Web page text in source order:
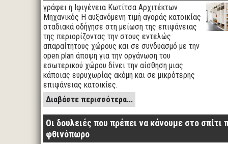
γράφει η Ιφιγένεια Κωτίτσα Αρχιτέκτων
Μηχανικός Η αυξανόμενη τιμή αγοράς κατοικίας
σταδιακά οδήγησε στη μείωση της επιφάνειας
της περιορίζοντας την στους εντελώς
απαραίτητους χώρους και σε συνδυασμό με την
open plan άποψη για την οργάνωση του
εσωτερικού χώρου δίνει την αίσθηση μιας
κάποιας ευρυχωρίας ακόμη και σε μικρότερης
επιφάνειας κατοικίες.
Διαβάστε περισσότερα...
Οι δουλειές που πρέπει να κάνουμε στο σπίτι
φθινόπωρο